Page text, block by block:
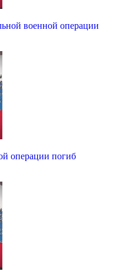
военной операции
операции погиб